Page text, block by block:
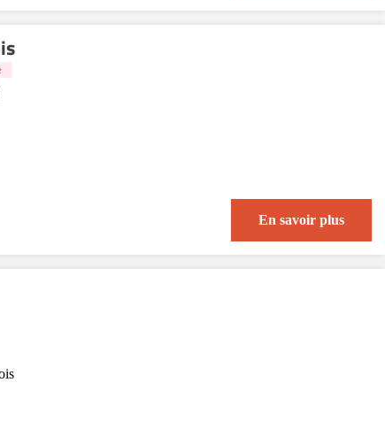
En savoir plus